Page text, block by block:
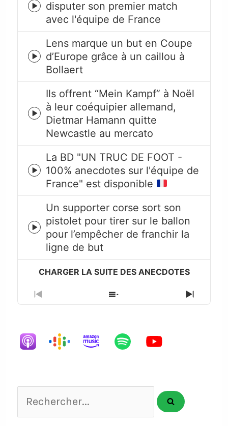
Episode
play
icon
disputer son premier match
avec l'équipe de France
Episode
play
icon
Lens marque un but en Coupe
d’Europe grâce à un caillou à
Bollaert
Episode
play
icon
Ils offrent “Mein Kampf” à Noël
à leur coéquipier allemand,
Dietmar Hamann quitte
Newcastle au mercato
Episode
play
icon
La BD "UN TRUC DE FOOT -
100% anecdotes sur l'équipe de
France" est disponible
Episode
play
icon
Un supporter corse sort son
pistolet pour tirer sur le ballon
pour l’empêcher de franchir la
ligne de but
Previous
Episode
Show
Episodes
Next
Episode
Rechercher...